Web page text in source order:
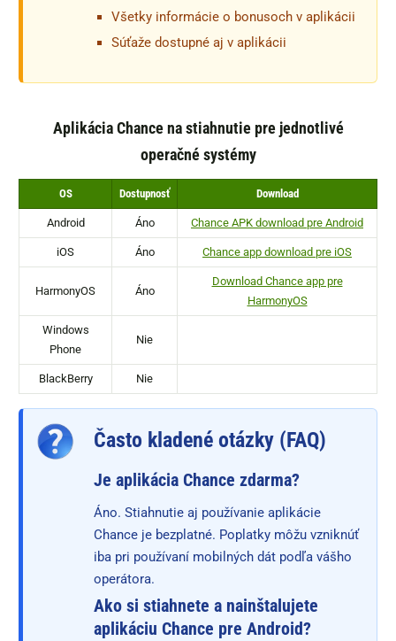
Všetky informácie o bonusoch v aplikácii
Súťaže dostupné aj v aplikácii
Aplikácia Chance na stiahnutie pre jednotlivé
operačné systémy
OS Dostupnosť Download
Android Áno Chance APK download pre Android
iOS Áno Chance app download pre iOS
HarmonyOS Áno
Download Chance app pre
HarmonyOS
Windows
Phone
Nie
BlackBerry Nie
Často kladené otázky (FAQ)
Je aplikácia Chance zdarma?
Áno. Stiahnutie aj používanie aplikácie
Chance je bezplatné. Poplatky môžu vzniknúť
iba pri používaní mobilných dát podľa vášho
operátora.
Ako si stiahnete a nainštalujete
aplikáciu Chance pre Android?